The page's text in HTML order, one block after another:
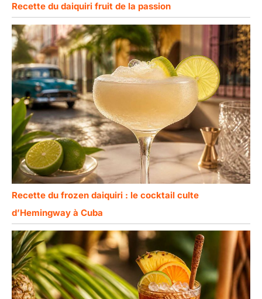
Recette du daiquiri fruit de la passion
Recette du frozen daiquiri : le cocktail culte
d’Hemingway à Cuba